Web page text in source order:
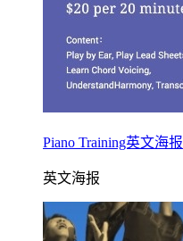
Piano Training英文海报
英文海报